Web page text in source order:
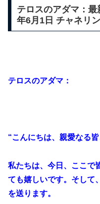
テロスのアダマ：
年6月1日 チャネリ
テロスのアダマ：
“こんにちは、親愛なる皆
私たちは、今日、ここで
ても嬉しいです。そして
を送ります。